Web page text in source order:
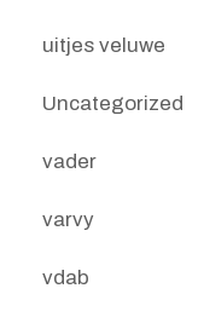
uitjes veluwe
Uncategorized
vader
varvy
vdab